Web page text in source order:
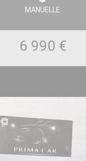
MANUELLE
6 990 €